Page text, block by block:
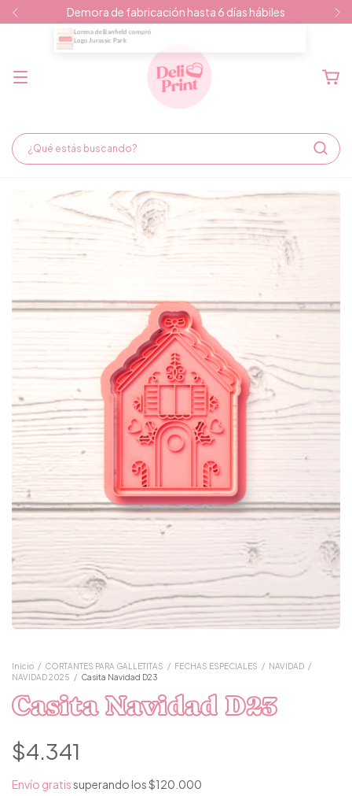
Demora de fabricación hasta 6 días hábiles
Inicio / CORTANTES PARA GALLETITAS / FECHAS ESPECIALES / NAVIDAD /
NAVIDAD 2025 / Casita Navidad D23
Casita Navidad D23
$4.341
Envío gratissuperando los$120.000